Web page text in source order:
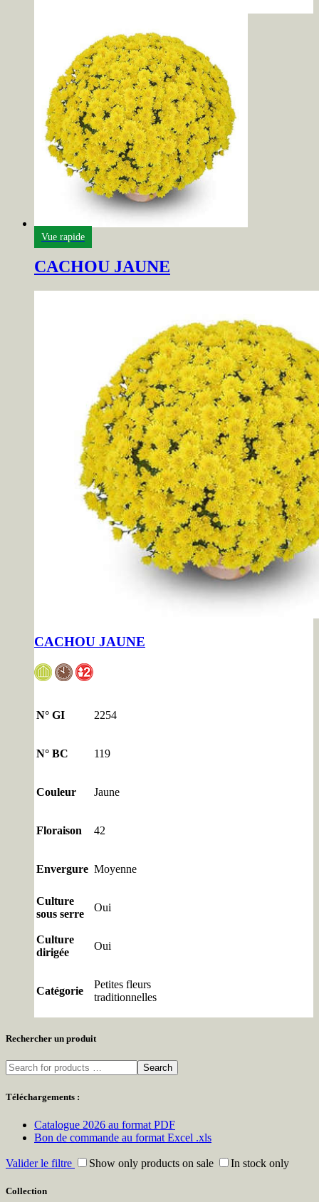
Vue rapide
CACHOU JAUNE
CACHOU JAUNE
N° GI 2254
N° BC 119
Couleur Jaune
Floraison 42
Envergure Moyenne
Culture
sous serre
Oui
Culture
dirigée
Oui
Catégorie
Petites fleurs
traditionnelles
Rechercher un produit
Search
Téléchargements :
Catalogue 2026 au format PDF
Bon de commande au format Excel .xls
Valider le filtre Show only products on sale In stock only
Collection